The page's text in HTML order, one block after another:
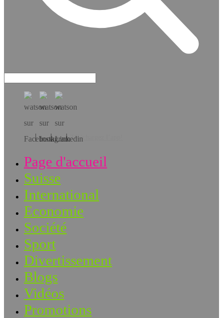
Téléchargez l’app!
Page d'accueil
Suisse
International
Economie
Société
Sport
Divertissement
Blogs
Vidéos
Promotions